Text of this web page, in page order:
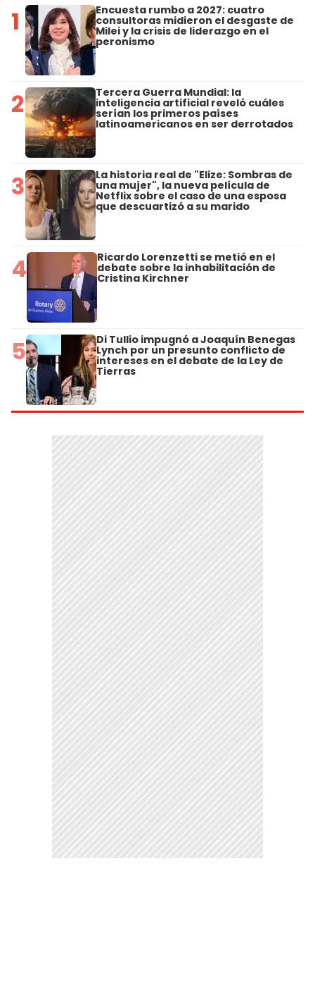
1 Encuesta rumbo a 2027: cuatro
consultoras midieron el desgaste de
Milei y la crisis de liderazgo en el
peronismo
2 Tercera Guerra Mundial: la
inteligencia artificial reveló cuáles
serían los primeros países
latinoamericanos en ser derrotados
3 La historia real de "Elize: Sombras de
una mujer", la nueva película de
Netflix sobre el caso de una esposa
que descuartizó a su marido
4 Ricardo Lorenzetti se metió en el
debate sobre la inhabilitación de
Cristina Kirchner
5 Di Tullio impugnó a Joaquín Benegas
Lynch por un presunto conflicto de
intereses en el debate de la Ley de
Tierras